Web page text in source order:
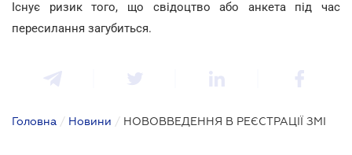
Існує ризик того, що свідоцтво або анкета під час
пересилання загубиться.
Головна / Новини / НОВОВВЕДЕННЯ В РЕЄСТРАЦІЇ ЗМІ